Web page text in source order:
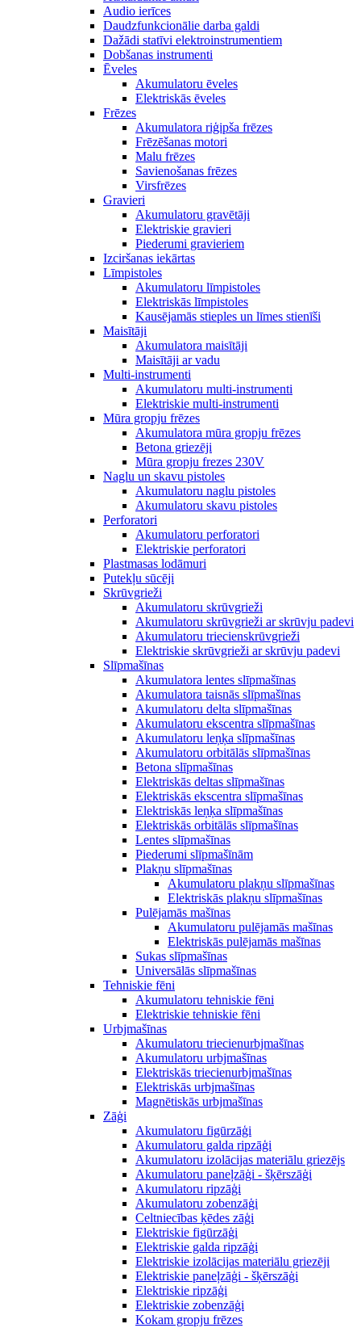
Audio ierīces
Daudzfunkcionālie darba galdi
Dažādi statīvi elektroinstrumentiem
Dobšanas instrumenti
Ēveles
Akumulatoru ēveles
Elektriskās ēveles
Frēzes
Akumulatora riģipša frēzes
Frēzēšanas motori
Malu frēzes
Savienošanas frēzes
Virsfrēzes
Gravieri
Akumulatoru gravētāji
Elektriskie gravieri
Piederumi gravieriem
Izciršanas iekārtas
Līmpistoles
Akumulatoru līmpistoles
Elektriskās līmpistoles
Kausējamās stieples un līmes stienīši
Maisītāji
Akumulatora maisītāji
Maisītāji ar vadu
Multi-instrumenti
Akumulatoru multi-instrumenti
Elektriskie multi-instrumenti
Mūra gropju frēzes
Akumulatora mūra gropju frēzes
Betona griezēji
Mūra gropju frezes 230V
Naglu un skavu pistoles
Akumulatoru naglu pistoles
Akumulatoru skavu pistoles
Perforatori
Akumulatoru perforatori
Elektriskie perforatori
Plastmasas lodāmuri
Putekļu sūcēji
Skrūvgrieži
Akumulatoru skrūvgrieži
Akumulatoru skrūvgrieži ar skrūvju padevi
Akumulatoru triecienskrūvgrieži
Elektriskie skrūvgrieži ar skrūvju padevi
Slīpmašīnas
Akumulatora lentes slīpmašīnas
Akumulatora taisnās slīpmašīnas
Akumulatoru delta slīpmašīnas
Akumulatoru ekscentra slīpmašīnas
Akumulatoru leņķa slīpmašīnas
Akumulatoru orbitālās slīpmašīnas
Betona slīpmašīnas
Elektriskās deltas slīpmašīnas
Elektriskās ekscentra slīpmašīnas
Elektriskās leņķa slīpmašīnas
Elektriskās orbitālās slīpmašīnas
Lentes slīpmašīnas
Piederumi slīpmašīnām
Plakņu slīpmašīnas
Akumulatoru plakņu slīpmašīnas
Elektriskās plakņu slīpmašīnas
Pulējamās mašīnas
Akumulatoru pulējamās mašīnas
Elektriskās pulējamās mašīnas
Sukas slīpmašīnas
Universālās slīpmašīnas
Tehniskie fēni
Akumulatoru tehniskie fēni
Elektriskie tehniskie fēni
Urbjmašīnas
Akumulatoru triecienurbjmašīnas
Akumulatoru urbjmašīnas
Elektriskās triecienurbjmašīnas
Elektriskās urbjmašīnas
Magnētiskās urbjmašīnas
Zāģi
Akumulatoru figūrzāģi
Akumulatoru galda ripzāģi
Akumulatoru izolācijas materiālu griezējs
Akumulatoru paneļzāģi - šķērszāģi
Akumulatoru ripzāģi
Akumulatoru zobenzāģi
Celtniecības ķēdes zāģi
Elektriskie figūrzāģi
Elektriskie galda ripzāģi
Elektriskie izolācijas materiālu griezēji
Elektriskie paneļzāģi - šķērszāģi
Elektriskie ripzāģi
Elektriskie zobenzāģi
Kokam gropju frēzes